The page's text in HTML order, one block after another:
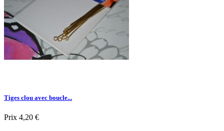
Tiges clou avec boucle...
Prix 4,20 €